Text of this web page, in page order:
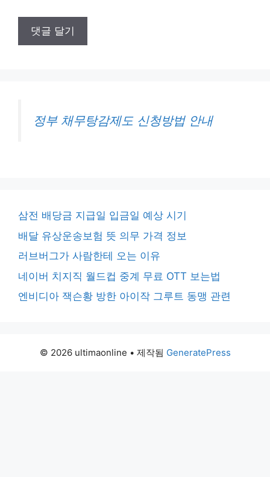
정부 채무탕감제도 신청방법 안내
삼전 배당금 지급일 입금일 예상 시기
배달 유상운송보험 뜻 의무 가격 정보
러브버그가 사람한테 오는 이유
네이버 치지직 월드컵 중계 무료 OTT 보는법
엔비디아 잭슨황 방한 아이작 그루트 동맹 관련
© 2026 ultimaonline • 제작됨 GeneratePress